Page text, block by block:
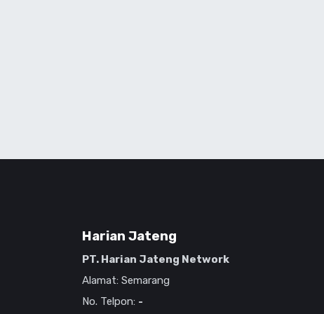
Harian Jateng
PT. Harian Jateng Network
Alamat: Semarang
No. Telpon: -